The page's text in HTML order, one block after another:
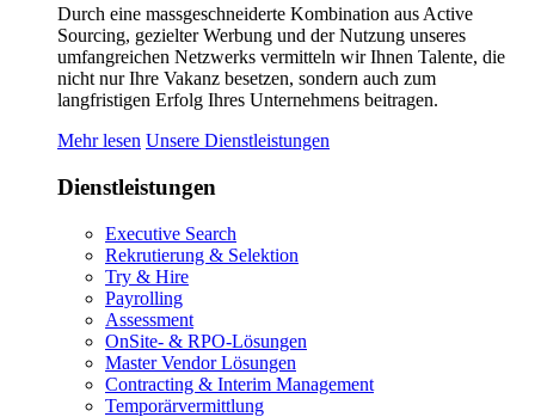
Durch eine massgeschneiderte Kombination aus Active
Sourcing, gezielter Werbung und der Nutzung unseres
umfangreichen Netzwerks vermitteln wir Ihnen Talente, die
nicht nur Ihre Vakanz besetzen, sondern auch zum
langfristigen Erfolg Ihres Unternehmens beitragen.
Mehr lesen Unsere Dienstleistungen
Dienstleistungen
Executive Search
Rekrutierung & Selektion
Try & Hire
Payrolling
Assessment
OnSite- & RPO-Lösungen
Master Vendor Lösungen
Contracting & Interim Management
Temporärvermittlung